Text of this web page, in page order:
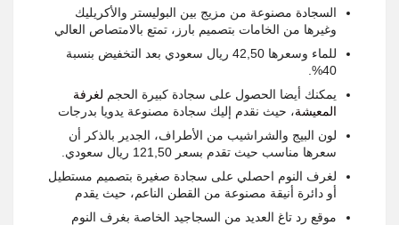
السجادة مصنوعة من مزيج بين البوليستر والأكريليك
وغيرها من الخامات بتصميم بارز، تمتع بالامتصاص العالي
للماء وسعرها 42,50 ريال سعودي بعد التخفيض بنسبة
40%.
يمكنك أيضا الحصول على سجادة كبيرة الحجم لغرفة
المعيشة، حيث نقدم إليك سجادة مصنوعة يدويا بدرجات
لون البيج والشراشيب من الأطراف، الجدير بالذكر أن
سعرها مناسب حيث تقدم بسعر 121,50 ريال سعودي.
لغرف النوم احصلي على سجادة صغيرة بتصميم مستطيل
أو دائرة أنيقة مصنوعة من القطن الناعم، حيث يقدم
موقع رد تاغ العديد من السجاجيد الخاصة بغرف النوم